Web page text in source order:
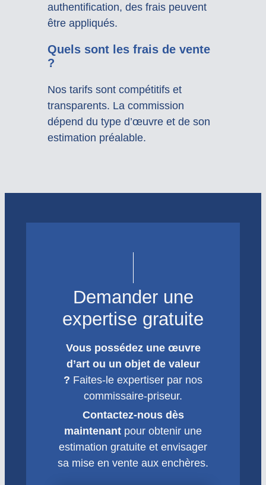
authentification, des frais peuvent
être appliqués.
Quels sont les frais de vente
?
Nos tarifs sont compétitifs et
transparents. La commission
dépend du type d’œuvre et de son
estimation préalable.
Demander une
expertise gratuite
Vous possédez une œuvre
d’art ou un objet de valeur
? Faites-le expertiser par nos
commissaire-priseur.
Contactez-nous dès
maintenant pour obtenir une
estimation gratuite et envisager
sa mise en vente aux enchères.